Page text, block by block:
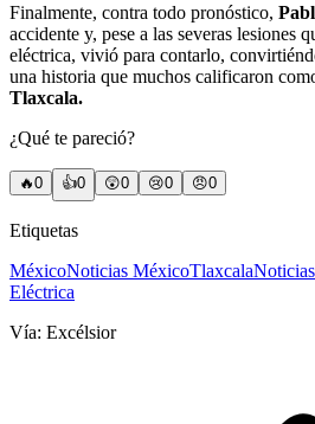
Finalmente, contra todo pronóstico,
accidente y, pese a las severas lesiones
eléctrica, vivió para contarlo,
una historia que muchos calificaron
Tlaxcala.
¿Qué te pareció?
🔥0 👍0 😲0 😢0 😠0
Etiquetas
MéxicoNoticias MéxicoTlaxcala
Eléctrica
Vía: Excélsior